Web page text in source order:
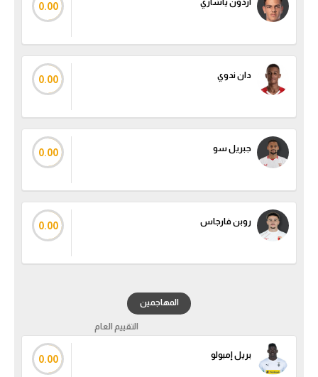
أقسام خاصة
Gamers
تحقيق في الجول
تحليل في الجول
حكايات في الجول
أردون ياشاري 0.00
دان ندوي 0.00
جبريل سو 0.00
روبن فارجاس 0.00
المهاجمين
التقييم العام
بريل إمبولو 0.00